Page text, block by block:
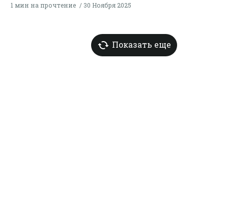
1 мин на прочтение 30 Ноября 2025
Показать еще